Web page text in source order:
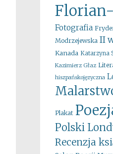
Fotografia
Modrzejewska II
Kanada Katarzyna
Kazimierz Głaz
hiszpańskojęzyczna
Plakat
Polski
Recenzja